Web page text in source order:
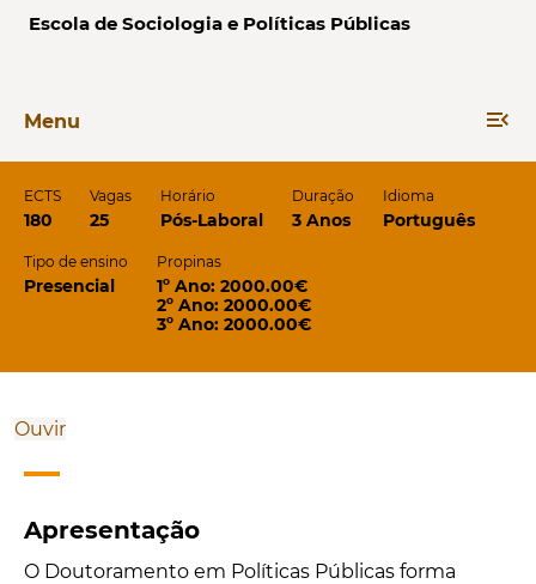
Escola de Sociologia e Políticas Públicas
Menu menu_open
ECTS
180
Vagas
25
Horário
Pós-Laboral
Duração
3 Anos
Idioma
Português
Tipo de ensino
Presencial
Propinas
1º Ano: 2000.00€
2º Ano: 2000.00€
3º Ano: 2000.00€
Ouvir
Apresentação
O Doutoramento em Políticas Públicas forma